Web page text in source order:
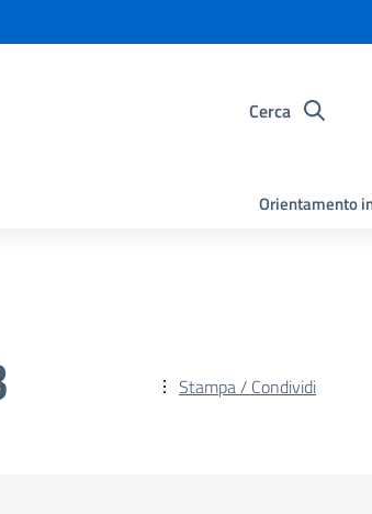
Cerca
Orientamento
Stampa / Condividi